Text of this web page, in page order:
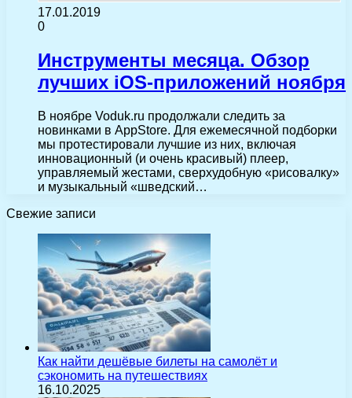
17.01.2019
0
Инструменты месяца. Обзор
лучших iOS-приложений ноября
В ноябре Voduk.ru продолжали следить за
новинками в AppStore. Для ежемесячной подборки
мы протестировали лучшие из них, включая
инновационный (и очень красивый) плеер,
управляемый жестами, сверхудобную «рисовалку»
и музыкальный «шведский…
Свежие записи
Как найти дешёвые билеты на самолёт и
сэкономить на путешествиях
16.10.2025